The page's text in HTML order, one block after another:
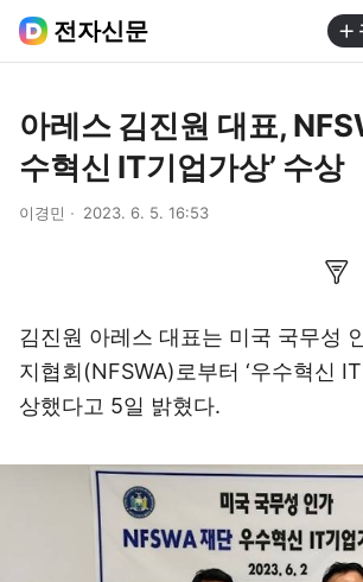
전자신문
아레스 김진원 대표,
수혁신 IT기업가상’ 수상
이경민 2023. 6. 5. 16:53
김진원 아레스 대표는 미국 국무성
지협회(NFSWA)로부터 ‘우수혁신
상했다고 5일 밝혔다.